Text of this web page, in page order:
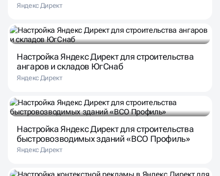
Яндекс Директ
Настройка Яндекс Директ для строительства
ангаров и складов ЮгСнаб
Яндекс Директ
Настройка Яндекс Директ для строительства
быстровозводимых зданий «ВСО Профиль»
Яндекс Директ